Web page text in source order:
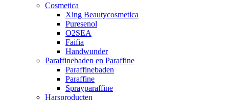
Cosmetica
Xing Beautycosmetica
Puresenol
O2SEA
Faifia
Handwunder
Paraffinebaden en Paraffine
Paraffinebaden
Paraffine
Sprayparaffine
Harsproducten